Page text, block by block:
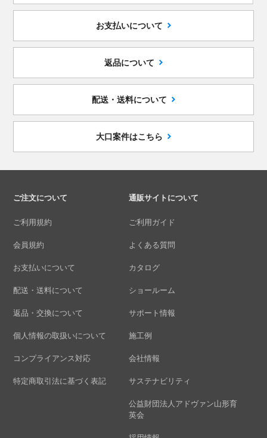
お支払いについて
返品について
配送・送料について
大口案件はこちら
ご注文について
ご利用規約
会員規約
お支払いについて
配送・送料について
返品・交換について
個人情報の取扱いについて
コンプライアンス対応
特定商取引法に基づく表記
通販サイトについて
ご利用ガイド
よくある質問
カタログ
ショールーム
サポート情報
施工例
会社情報
サステナビリティ
公益財団法人アドヴァン山形育
英会